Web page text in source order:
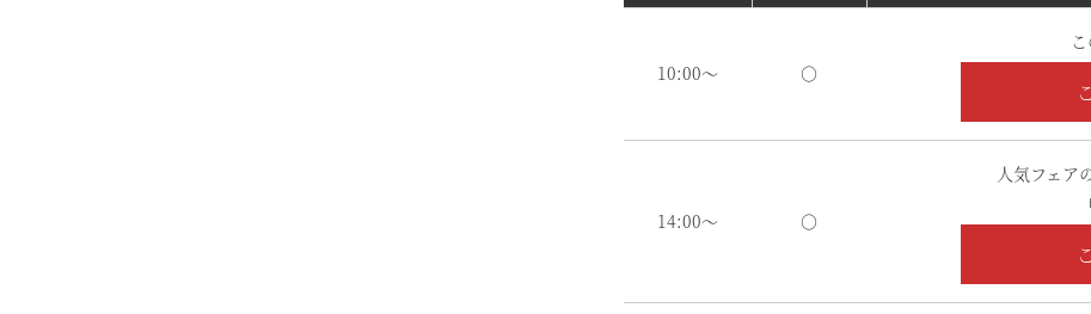
10:00～ ○
14:00～ ○
人気フェア